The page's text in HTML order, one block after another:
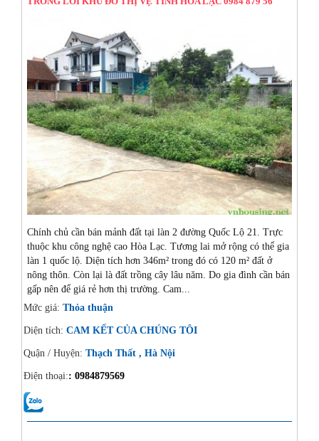
Chính chủ cần bán mảnh đất tại làn 2 đường Quốc Lộ 21. Trực
thuộc khu công nghệ cao Hòa Lạc. Tương lai mở rộng có thể gia
làn 1 quốc lộ. Diện tích hơn 346m² trong đó có 120 m² đất ở
nông thôn. Còn lại là đất trồng cây lâu năm. Do gia đình cần bán
gấp nên để giá rẻ hơn thị trường. Cam...
Mức giá: Thỏa thuận
Diện tích: CAM KẾT CỦA CHÚNG TÔI
Quận / Huyện: Thạch Thất , Hà Nội
Điện thoại:: 0984879569